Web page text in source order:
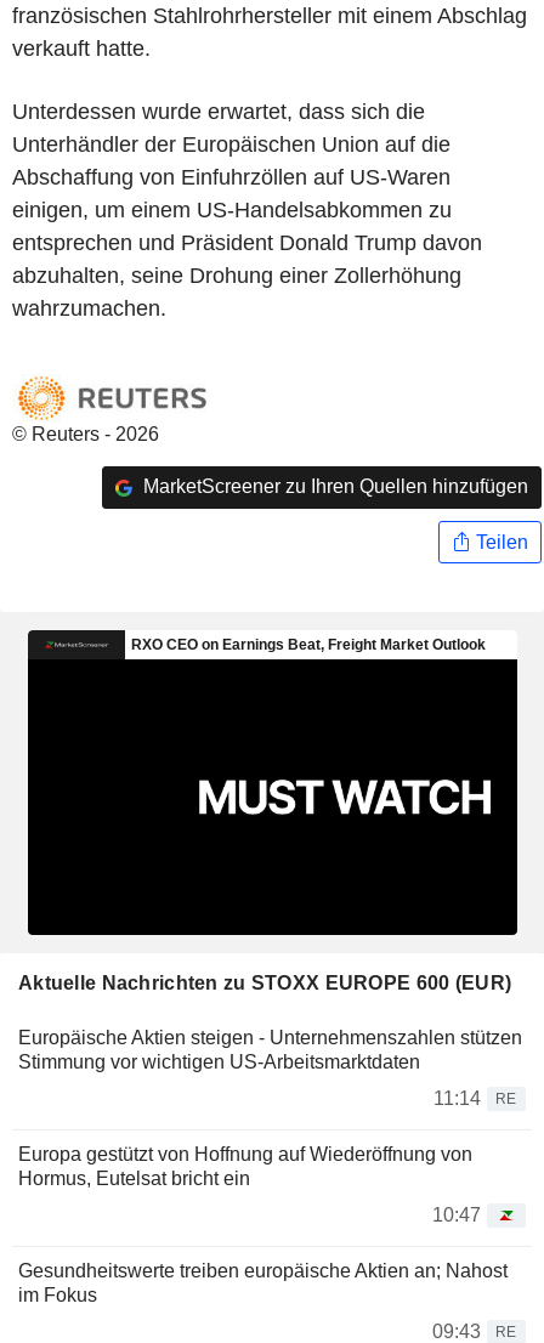
französischen Stahlrohrhersteller mit einem Abschlag
verkauft hatte.
Unterdessen wurde erwartet, dass sich die
Unterhändler der Europäischen Union auf die
Abschaffung von Einfuhrzöllen auf US-Waren
einigen, um einem US-Handelsabkommen zu
entsprechen und Präsident Donald Trump davon
abzuhalten, seine Drohung einer Zollerhöhung
wahrzumachen.
© Reuters - 2026
MarketScreener zu Ihren Quellen hinzufügen
Teilen
Aktuelle Nachrichten zu STOXX EUROPE 600 (EUR)
Europäische Aktien steigen - Unternehmenszahlen stützen
Stimmung vor wichtigen US-Arbeitsmarktdaten
11:14
RE
Europa gestützt von Hoffnung auf Wiederöffnung von
Hormus, Eutelsat bricht ein
10:47
Gesundheitswerte treiben europäische Aktien an; Nahost
im Fokus
09:43
RE